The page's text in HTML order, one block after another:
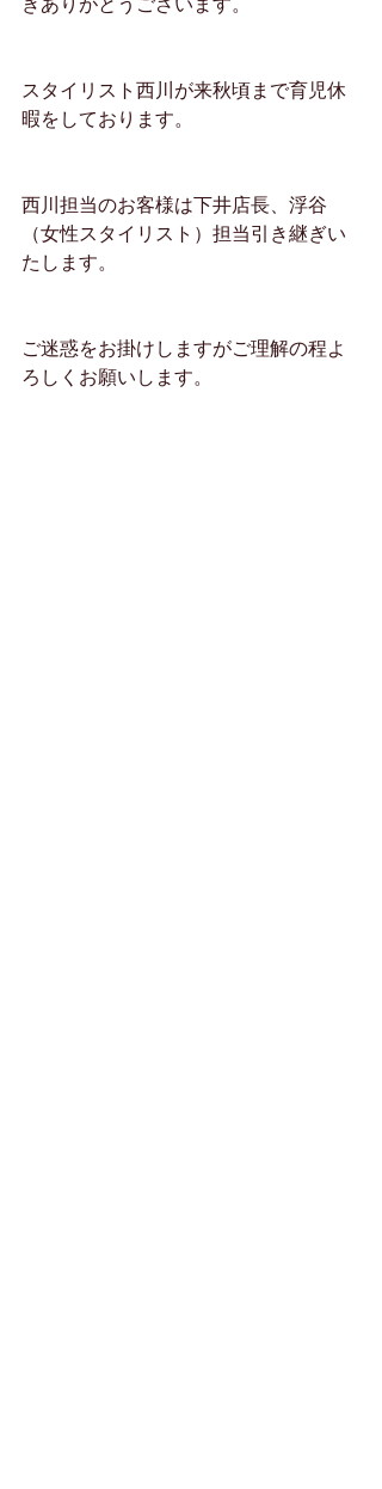
きありがとうございます。
スタイリスト西川が来秋頃まで育児休
暇をしております。
西川担当のお客様は下井店長、浮谷
（女性スタイリスト）担当引き継ぎい
たします。
ご迷惑をお掛けしますがご理解の程よ
ろしくお願いします。